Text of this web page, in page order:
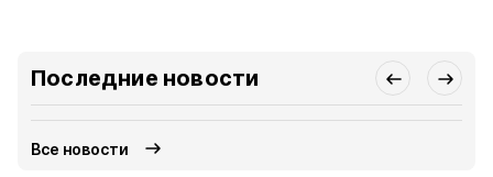
Последние новости
Все новости